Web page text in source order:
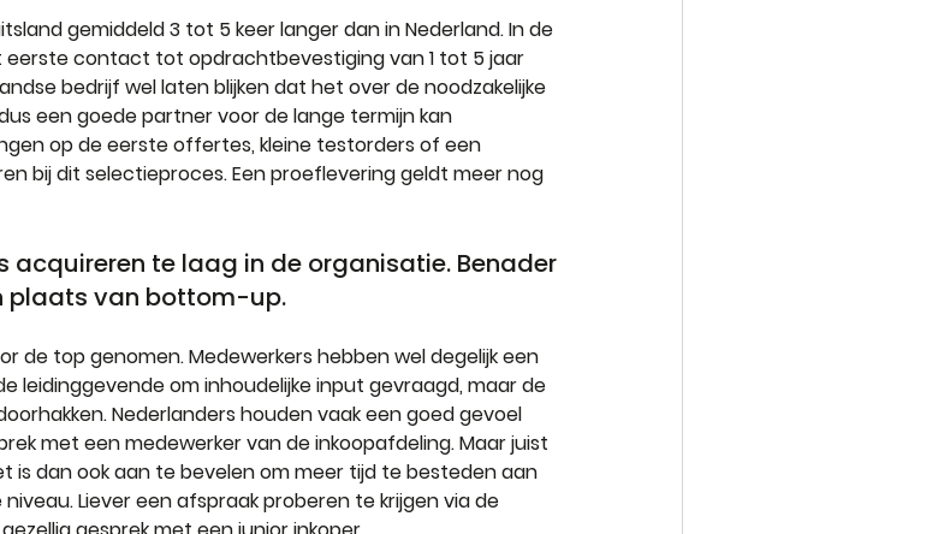
gemiddeld 3 tot 5 keer langer dan in Nederland. In de
eerste contact tot opdrachtbevestiging van 1 tot 5 jaar
bedrijf wel laten blijken dat het over de noodzakelijke
een goede partner voor de lange termijn kan
op de eerste offertes, kleine testorders of een
bij dit selectieproces. Een proeflevering geldt meer nog
acquireren te laag in de organisatie. Benader
plaats van bottom-up.
de top genomen. Medewerkers hebben wel degelijk een
leidinggevende om inhoudelijke input gevraagd, maar de
Nederlanders houden vaak een goed gevoel
met een medewerker van de inkoopafdeling. Maar juist
is dan ook aan te bevelen om meer tijd te besteden aan
Liever een afspraak proberen te krijgen via de